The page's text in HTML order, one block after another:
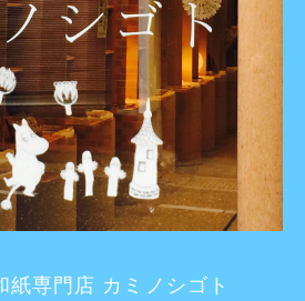
紙専門店 カミノシゴト